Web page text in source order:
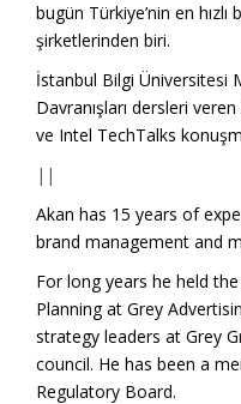
bugün Türkiye’nin en
şirketlerinden biri.
İstanbul Bilgi Üniversitesi
Davranışları dersleri
ve Intel TechTalks
||
Akan has 15 years of
brand management and
For long years he held
Planning at Grey
strategy leaders at Grey
council. He has been a
Regulatory Board.